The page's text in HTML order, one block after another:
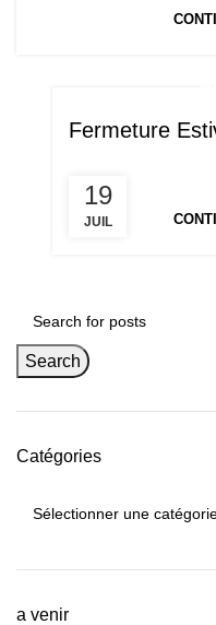
19
JUIL
Fermeture
Search
Catégories
a venir